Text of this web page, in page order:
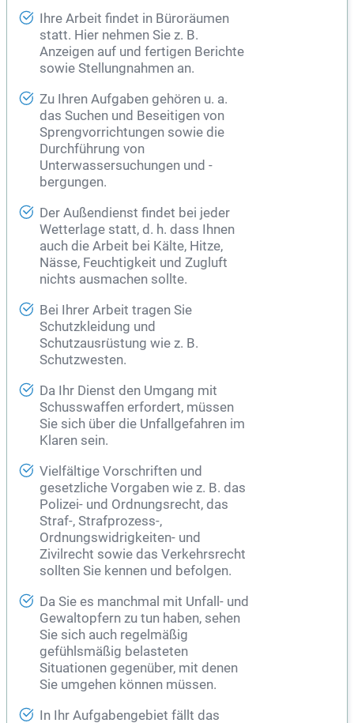
Ihre Arbeit findet in Büroräumen
statt. Hier nehmen Sie z. B.
Anzeigen auf und fertigen Berichte
sowie Stellungnahmen an.
Zu Ihren Aufgaben gehören u. a.
das Suchen und Beseitigen von
Sprengvorrichtungen sowie die
Durchführung von
Unterwassersuchungen und -
bergungen.
Der Außendienst findet bei jeder
Wetterlage statt, d. h. dass Ihnen
auch die Arbeit bei Kälte, Hitze,
Nässe, Feuchtigkeit und Zugluft
nichts ausmachen sollte.
Bei Ihrer Arbeit tragen Sie
Schutzkleidung und
Schutzausrüstung wie z. B.
Schutzwesten.
Da Ihr Dienst den Umgang mit
Schusswaffen erfordert, müssen
Sie sich über die Unfallgefahren im
Klaren sein.
Vielfältige Vorschriften und
gesetzliche Vorgaben wie z. B. das
Polizei- und Ordnungsrecht, das
Straf-, Strafprozess-,
Ordnungswidrigkeiten- und
Zivilrecht sowie das Verkehrsrecht
sollten Sie kennen und befolgen.
Da Sie es manchmal mit Unfall- und
Gewaltopfern zu tun haben, sehen
Sie sich auch regelmäßig
gefühlsmäßig belasteten
Situationen gegenüber, mit denen
Sie umgehen können müssen.
In Ihr Aufgabengebiet fällt das